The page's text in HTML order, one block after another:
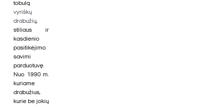
tobulą
vyriškų
drabužių,
stiliaus ir
kasdienio
pasitikėjimo
savimi
parduotuvę.
Nuo 1990 m.
kuriame
drabužius,
kurie be jokių